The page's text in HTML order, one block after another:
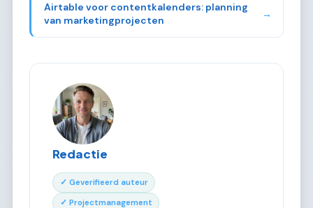
Airtable voor contentkalenders: planning
van marketingprojecten
→
Redactie
✓ Geverifieerd auteur
✓ Projectmanagement